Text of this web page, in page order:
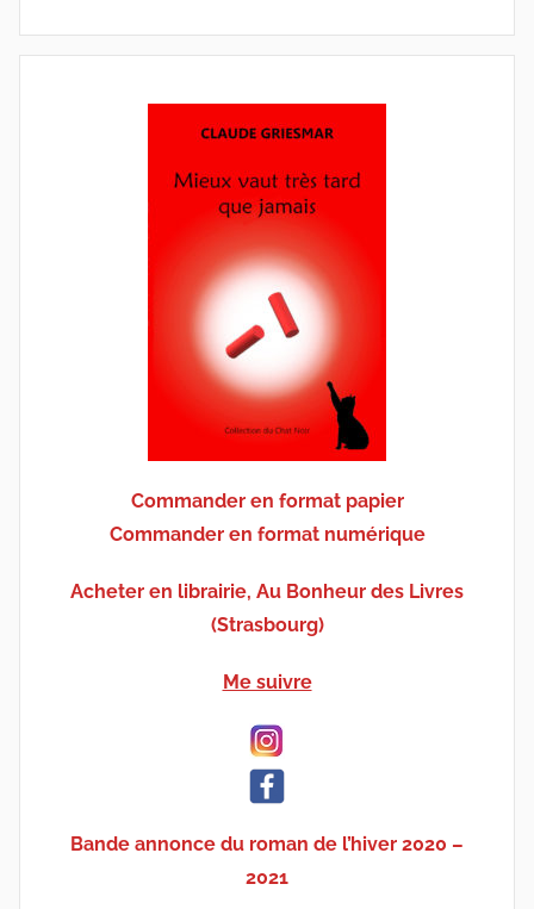
Commander en format papier
Commander en format numérique
Acheter en librairie, Au Bonheur des Livres
(Strasbourg)
Me suivre
Bande annonce du roman de l’hiver 2020 –
2021